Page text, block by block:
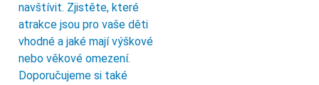
navštívit. Zjistěte, které
atrakce jsou pro vaše děti
vhodné a jaké mají výškové
nebo věkové omezení.
Doporučujeme si také